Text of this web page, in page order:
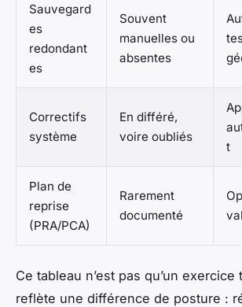
Sauvegard
es
redondant
es
Souvent
manuelles ou
absentes
Correctifs
système
En différé,
voire oubliés
t
Plan de
reprise
(PRA/PCA)
Rarement
documenté
Ce tableau n’est pas qu’un exercice
reflète une différence de posture :